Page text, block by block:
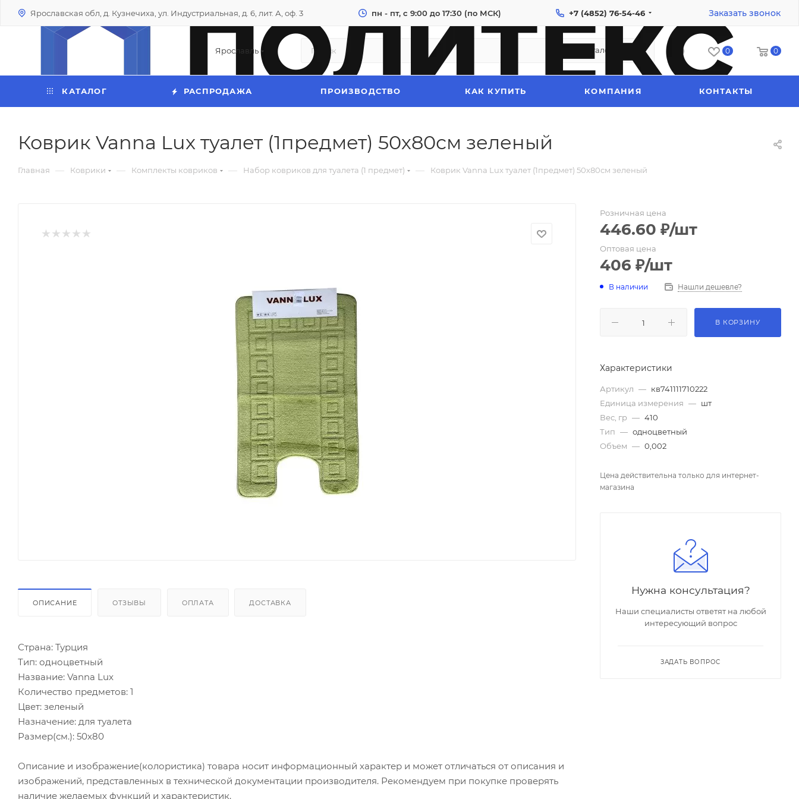
Ярославская обл, д. Кузнечиха, ул. Индустриальная, д. 6, лит. А, оф. 3 пн - пт, с 9:00 до 17:30 (по МСК) +7 (4852) 76-54-46 Заказать звонок
Ярославль Каталог 0 0
КАТАЛОГ РАСПРОДАЖА ПРОИЗВОДСТВО КАК КУПИТЬ КОМПАНИЯ КОНТАКТЫ
Коврик Vanna Lux туалет (1предмет) 50х80см зеленый
Главная — Коврики — Комплекты ковриков — Набор ковриков для туалета (1 предмет) — Коврик Vanna Lux туалет (1предмет) 50х80см зеленый
ОПИСАНИЕ ОТЗЫВЫ ОПЛАТА ДОСТАВКА
Страна: Турция
Тип: одноцветный
Название: Vanna Lux
Количество предметов: 1
Цвет: зеленый
Назначение: для туалета
Размер(см.): 50х80
Описание и изображение(колористика) товара носит информационный характер и может отличаться от описания и
изображений, представленных в технической документации производителя. Рекомендуем при покупке проверять
наличие желаемых функций и характеристик.
Розничная цена
446.60 ₽/шт
Оптовая цена
406 ₽/шт
В наличии Нашли дешевле?
В КОРЗИНУ
Характеристики
Артикул — кв741111710222
Единица измерения — шт
Вес, гр — 410
Тип — одноцветный
Объем — 0,002
Цена действительна только для интернет-
магазина
Нужна консультация?
Наши специалисты ответят на любой
интересующий вопрос
ЗАДАТЬ ВОПРОС